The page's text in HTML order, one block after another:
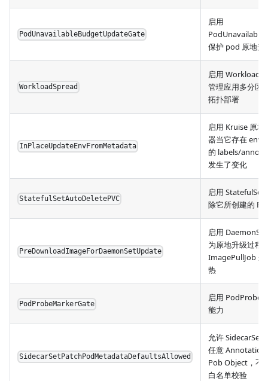
PodUnavailableBudgetUpdateGate
启用
保护 pod 原地升
WorkloadSpread
启用
管理应用多分区
拓扑部署
InPlaceUpdateEnvFromMetadata
启用 Kruise 原地
器当它存在 env
的 labels/
发生了变化
StatefulSetAutoDeletePVC
启用 StatefulSet
除它所创建的
PreDownloadImageForDaemonSetUpdate
启用
为原地升级过程
ImagePullJob 来
热
PodProbeMarkerGate
启用
能力
SidecarSetPatchPodMetadataDefaultsAllowed
允许 SidecarSet
任意
Pob Object，不
白名单校验